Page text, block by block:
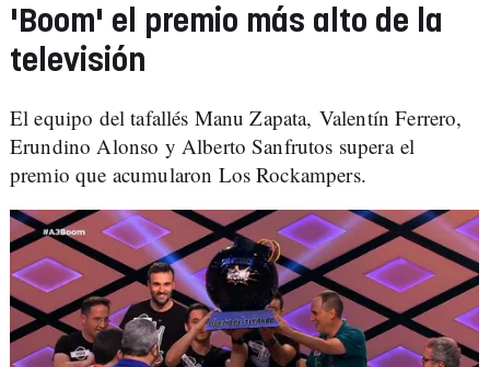
'Boom' el premio más alto de la
televisión
El equipo del tafallés Manu Zapata, Valentín Ferrero,
Erundino Alonso y Alberto Sanfrutos supera el
premio que acumularon Los Rockampers.